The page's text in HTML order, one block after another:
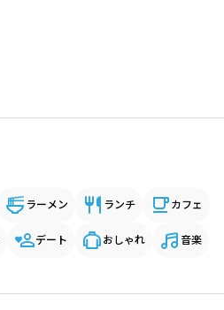
ラーメン ランチ カフェ
デート おしゃれ 音楽